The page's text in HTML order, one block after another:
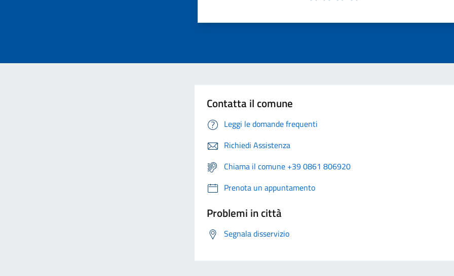
Contatta il comune
Leggi le domande frequenti
Richiedi Assistenza
Chiama il comune +39 0861 806920
Prenota un appuntamento
Problemi in città
Segnala disservizio